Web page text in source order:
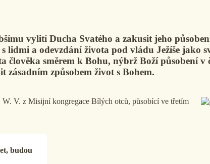
vylití Ducha Svatého a zakusit jeho
lidmi a odevzdání života pod vládu Ježíše jako
člověka směrem k Bohu, nýbrž Boží působení
způsobem život s Bohem.
W. V. z Misijní kongregace Bílých otců, působící ve třetím
budou